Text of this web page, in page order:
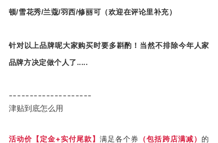
顿/雪花秀/兰蔻/羽西/修丽可（欢迎在评论里补充）
针对以上品牌呢大家购买时要多斟酌！ 当然不排除今年人家
品牌方决定做个人了.....
--------------------
津贴到底怎么用
活动价【定金+实付尾款】满足各个券 （包括跨店满减） 的